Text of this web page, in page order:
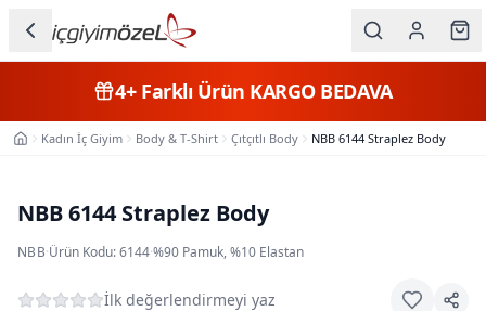
Kategorileri
Erkek
Çocuk
Fantazi
4+Farklı Ürün KARGO BEDAVA
Ana SayfaKadın İç Giyim Body & T-Shirt Çıtçıtlı Body NBB 6144 Straplez Body
NBB 6144 Straplez Body
NBB·Ürün Kodu:6144·%90 Pamuk, %10 Elastan
İlk değerlendirmeyi yaz